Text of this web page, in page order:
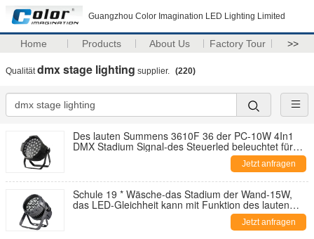
Guangzhou Color Imagination LED Lighting Limited
Home Products About Us Factory Tour >>
Qualitätdmx stage lighting supplier. (220)
Des lauten Summens 3610F 36 der PC-10W 4In1
DMX Stadium Signal-des Steuerled beleuchtet für
Jetzt anfragen
Schule 19 * Wäsche-das Stadium der Wand-15W,
das LED-Gleichheit kann mit Funktion des lauten
Jetzt anfragen